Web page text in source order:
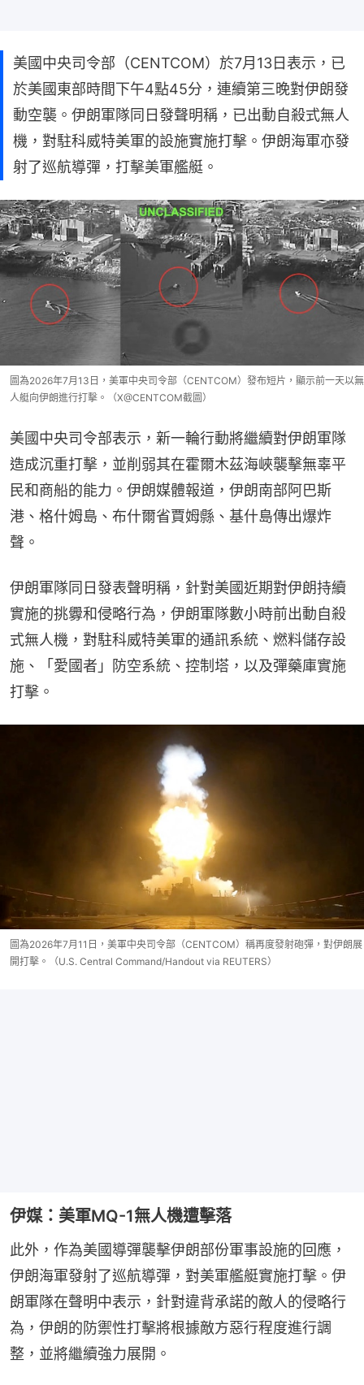
美國中央司令部（CENTCOM）於7月13日表示，已
於美國東部時間下午4點45分，連續第三晚對伊朗發
動空襲。伊朗軍隊同日發聲明稱，已出動自殺式無人
機，對駐科威特美軍的設施實施打擊。伊朗海軍亦發
射了巡航導彈，打擊美軍艦艇。
圖為2026年7月13日，美軍中央司令部（CENTCOM）發布短片，顯示前一天以無
人艇向伊朗進行打擊。（X@CENTCOM截圖）
美國中央司令部表示，新一輪行動將繼續對伊朗軍隊
造成沉重打擊，並削弱其在霍爾木茲海峽襲擊無辜平
民和商船的能力。伊朗媒體報道，伊朗南部阿巴斯
港、格什姆島、布什爾省賈姆縣、基什島傳出爆炸
聲。
伊朗軍隊同日發表聲明稱，針對美國近期對伊朗持續
實施的挑釁和侵略行為，伊朗軍隊數小時前出動自殺
式無人機，對駐科威特美軍的通訊系統、燃料儲存設
施、「愛國者」防空系統、控制塔，以及彈藥庫實施
打擊。
圖為2026年7月11日，美軍中央司令部（CENTCOM）稱再度發射砲彈，對伊朗展
開打擊。（U.S. Central Command/Handout via REUTERS）
伊媒：美軍MQ-1無人機遭擊落
此外，作為美國導彈襲擊伊朗部份軍事設施的回應，
伊朗海軍發射了巡航導彈，對美軍艦艇實施打擊。伊
朗軍隊在聲明中表示，針對違背承諾的敵人的侵略行
為，伊朗的防禦性打擊將根據敵方惡行程度進行調
整，並將繼續強力展開。